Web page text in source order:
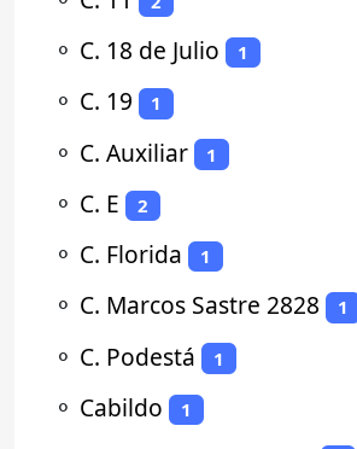
⚬ C. 18 de Julio 1
⚬ C. 19 1
⚬ C. Auxiliar 1
⚬ C. E 2
⚬ C. Florida 1
⚬ C. Marcos Sastre 2828 1
⚬ C. Podestá 1
⚬ Cabildo 1